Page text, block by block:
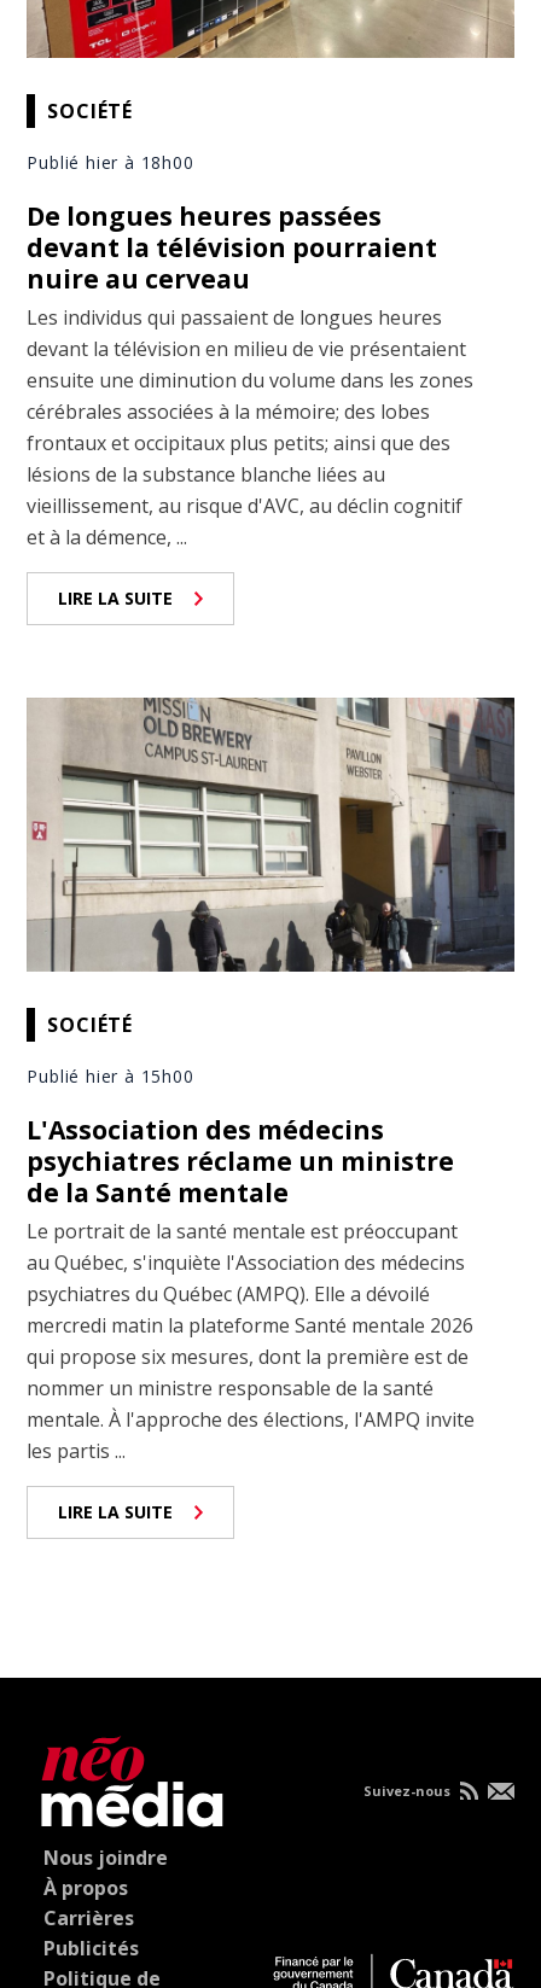
SOCIÉTÉ
Publié hier à 18h00
De longues heures passées
devant la télévision pourraient
nuire au cerveau
Les individus qui passaient de longues heures
devant la télévision en milieu de vie présentaient
ensuite une diminution du volume dans les zones
cérébrales associées à la mémoire; des lobes
frontaux et occipitaux plus petits; ainsi que des
lésions de la substance blanche liées au
vieillissement, au risque d'AVC, au déclin cognitif
et à la démence, ...
LIRE LA SUITE
SOCIÉTÉ
Publié hier à 15h00
L'Association des médecins
psychiatres réclame un ministre
de la Santé mentale
Le portrait de la santé mentale est préoccupant
au Québec, s'inquiète l'Association des médecins
psychiatres du Québec (AMPQ). Elle a dévoilé
mercredi matin la plateforme Santé mentale 2026
qui propose six mesures, dont la première est de
nommer un ministre responsable de la santé
mentale. À l'approche des élections, l'AMPQ invite
les partis ...
LIRE LA SUITE
Nous joindre
À propos
Carrières
Publicités
Politique de
Suivez-nous